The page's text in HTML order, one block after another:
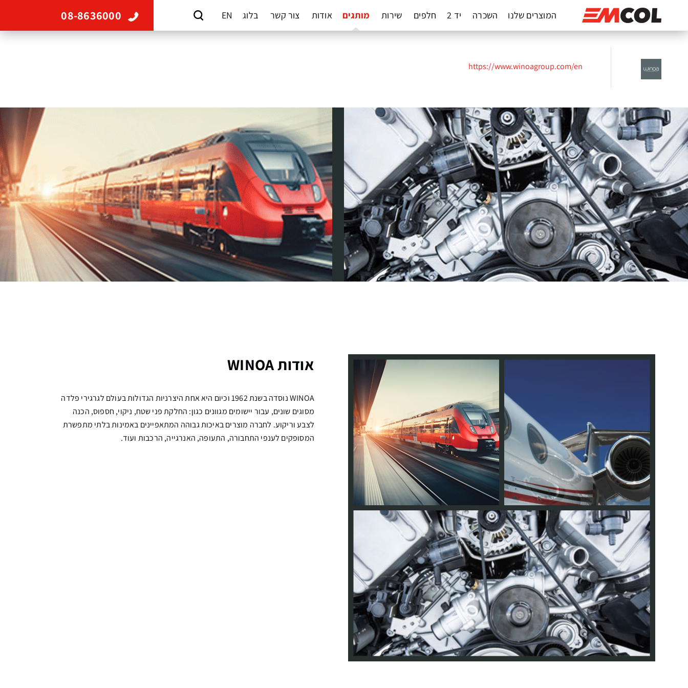
המוצרים שלנו השכרה יד 2 חלפים שירות מותגים אודות צור קשר בלוג EN
08-8636000
https://www.winoagroup.com/en
אודות WINOA
WINOA נוסדה בשנת 1962 וכיום היא אחת היצרניות הגדולות בעולם לגרגירי פלדה
מסוגים שונים, עבור יישומים מגוונים כגון: החלקת פני שטח, ניקוי, חספוס, הכנה
לצבע וריקוע. לחברה מוצרים באיכות גבוהה המתאפיינים באמינות בלתי מתפשרת
המסופקים לענפי התחבורה, התעופה, האנרגייה, הרכבות ועוד.